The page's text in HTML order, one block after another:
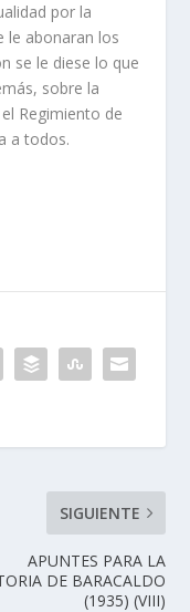
por la
le abonaran los
se le diese lo que
sobre la
Regimiento de
a todos.
SIGUIENTE
APUNTES PARA LA
DE BARACALDO
(1935) (VIII)